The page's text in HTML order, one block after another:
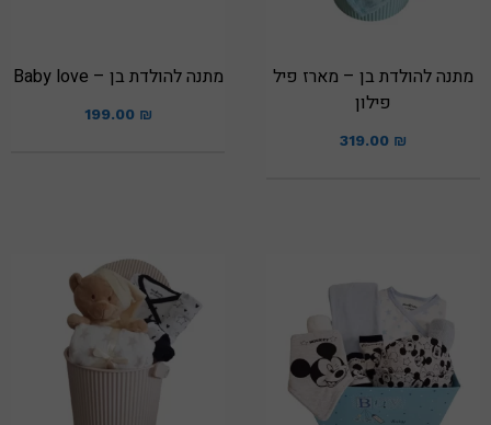
מתנה להולדת בן – מארז פיל
פילון
319.00 ₪
מתנה להולדת בן – Baby love
199.00 ₪